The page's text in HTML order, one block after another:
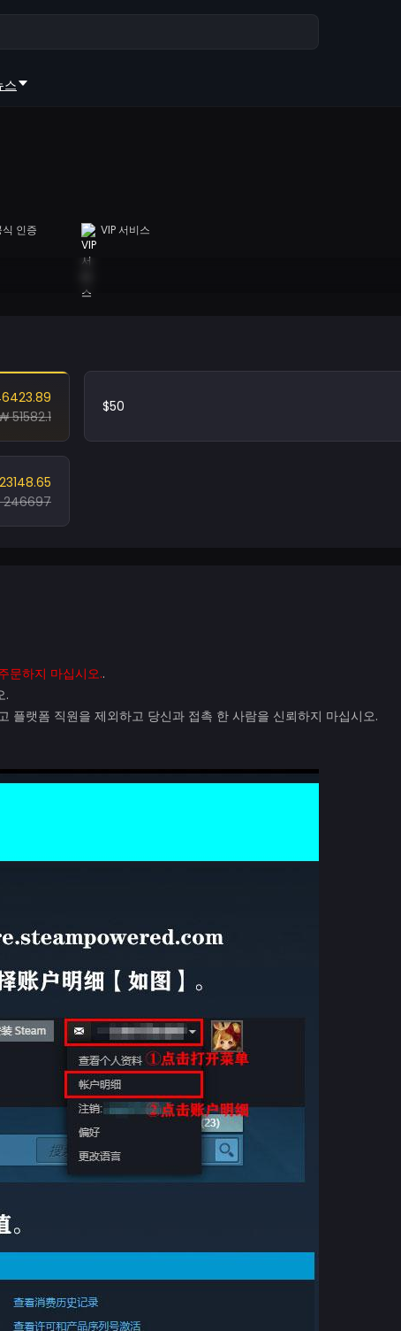
스
식 인증 VIP 서비스
51582.1
$50
문하지 마십시오..
.
플랫폼 직원을 제외하고 당신과 접촉 한 사람을 신뢰하지 마십시오.